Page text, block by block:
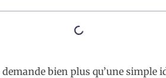
bien plus qu’une simple